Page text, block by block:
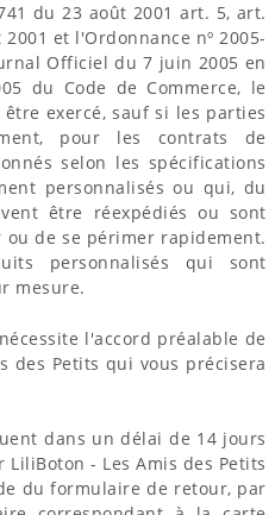
du 23 août 2001 art. 5, art.
et l'Ordonnance nº 2005-
Officiel du 7 juin 2005 en
du Code de Commerce, le
exercé, sauf si les parties
pour les contrats de
selon les spécifications
personnalisés ou qui, du
être réexpédiés ou sont
de se périmer rapidement.
personnalisés qui sont
mesure.
l'accord préalable de
des Petits qui vous précisera
dans un délai de 14 jours
- Les Amis des Petits
du formulaire de retour, par